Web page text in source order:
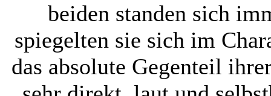
beiden standen sich
spiegelten sie sich im
das absolute Gegenteil